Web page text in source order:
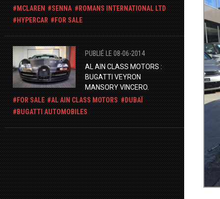
MCLAREN
SENNA
ROMANS INTERNATIONAL LTD
HYPERCAR
FOR SALE
PUBLIÉ LE 08-06-2014
AL AIN CLASS MOTORS :
BUGATTI VEYRON
MANSORY VINCERO.
FOR SALE
AL AIN CLASS MOTORS
DUBAÏ
BUGATTI AUTOMOBILES